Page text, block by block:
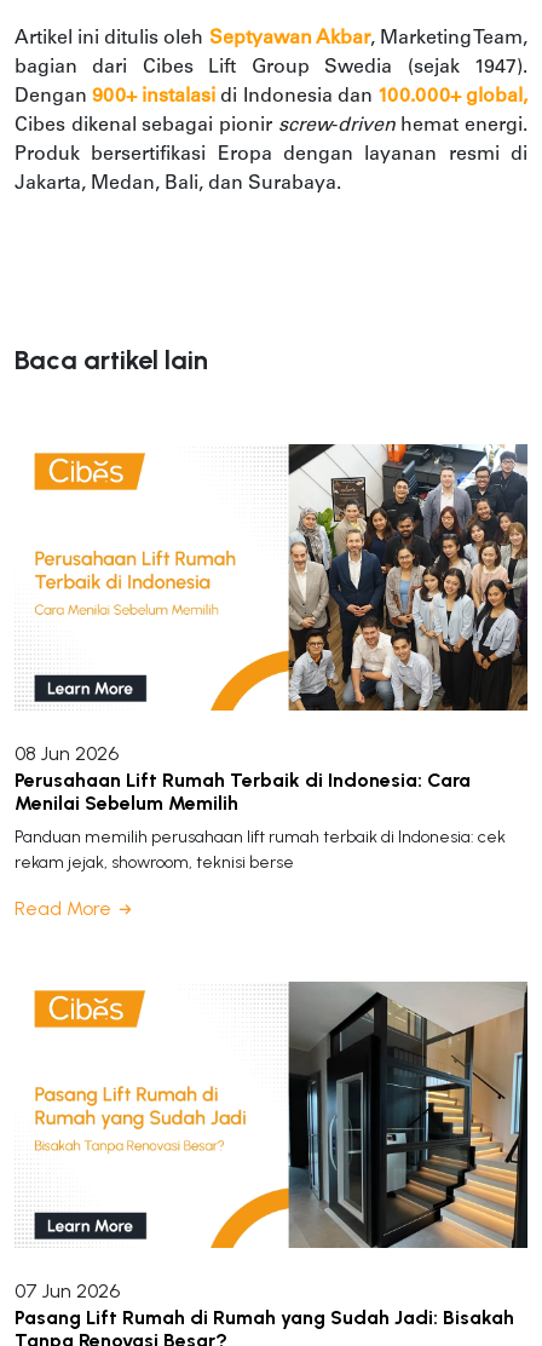
Artikel ini ditulis oleh Septyawan Akbar, Marketing Team,
bagian dari Cibes Lift Group Swedia (sejak 1947).
Dengan900+ instalasi di Indonesia dan 100.000+ global,
Cibes dikenal sebagai pionir screw-driven hemat energi.
Produk bersertifikasi Eropa dengan layanan resmi di
Jakarta, Medan, Bali, dan Surabaya.
Baca artikel lain
08 Jun 2026
Perusahaan Lift Rumah Terbaik di Indonesia: Cara
Menilai Sebelum Memilih
Panduan memilih perusahaan lift rumah terbaik di Indonesia: cek
rekam jejak, showroom, teknisi berse
Read More
07 Jun 2026
Pasang Lift Rumah di Rumah yang Sudah Jadi: Bisakah
Tanpa Renovasi Besar?